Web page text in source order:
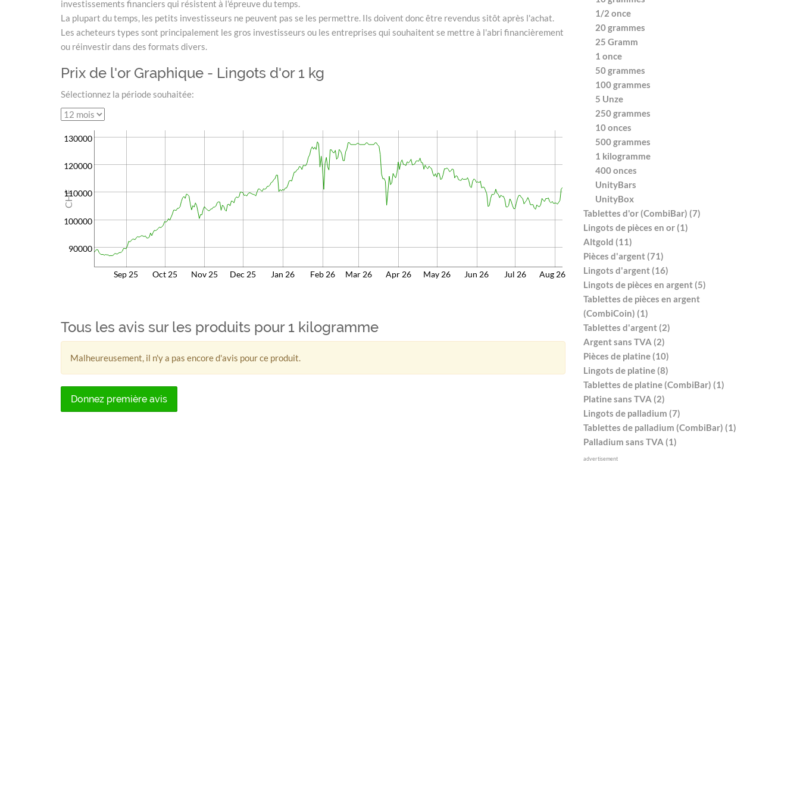
investissements financiers qui résistent à l'épreuve du temps.
La plupart du temps, les petits investisseurs ne peuvent pas se les permettre. Ils doivent donc être revendus sitôt après l'achat.
Les acheteurs types sont principalement les gros investisseurs ou les entreprises qui souhaitent se mettre à l'abri financièrement
ou réinvestir dans des formats divers.
Prix de l'or Graphique - Lingots d'or 1 kg
Sélectionnez la période souhaitée:
90000
100000
110000
120000
130000
Sep 25 Oct 25 Nov 25 Dec 25 Jan 26 Feb 26 Mar 26 Apr 26 May 26 Jun 26 Jul 26 Aug 26
CHF
Tous les avis sur les produits pour 1 kilogramme
Malheureusement, il n'y a pas encore d'avis pour ce produit.
Donnez première avis
1/2 once
20 grammes
25 Gramm
1 once
50 grammes
100 grammes
5 Unze
250 grammes
10 onces
500 grammes
1 kilogramme
400 onces
UnityBars
UnityBox
Tablettes d'or (CombiBar) (7)
Lingots de pièces en or (1)
Altgold (11)
Pièces d'argent (71)
Lingots d'argent (16)
Lingots de pièces en argent (5)
Tablettes de pièces en argent
(CombiCoin) (1)
Tablettes d'argent (2)
Argent sans TVA (2)
Pièces de platine (10)
Lingots de platine (8)
Tablettes de platine (CombiBar) (1)
Platine sans TVA (2)
Lingots de palladium (7)
Tablettes de palladium (CombiBar) (1)
Palladium sans TVA (1)
advertisement